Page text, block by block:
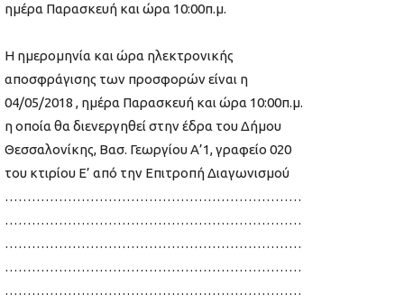
ημέρα Παρασκευή και ώρα 10:00π.μ.
Η ημερομηνία και ώρα ηλεκτρονικής
αποσφράγισης των προσφορών είναι η
04/05/2018 , ημέρα Παρασκευή και ώρα 10:00π.μ.
η οποία θα διενεργηθεί στην έδρα του Δήμου
Θεσσαλονίκης, Βασ. Γεωργίου Α’1, γραφείο 020
του κτιρίου Ε’ από την Επιτροπή Διαγωνισμού
…………………………………………………………
…………………………………………………………
…………………………………………………………
…………………………………………………………
…………………………………………………………